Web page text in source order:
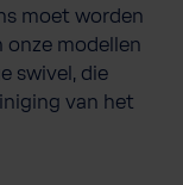
moet worden
onze modellen
swivel, die
van het